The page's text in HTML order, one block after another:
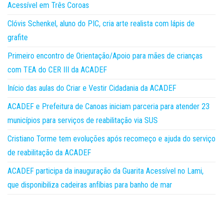
Acessível em Três Coroas
Clóvis Schenkel, aluno do PIC, cria arte realista com lápis de
grafite
Primeiro encontro de Orientação/Apoio para mães de crianças
com TEA do CER III da ACADEF
Início das aulas do Criar e Vestir Cidadania da ACADEF
ACADEF e Prefeitura de Canoas iniciam parceria para atender 23
municípios para serviços de reabilitação via SUS
Cristiano Torme tem evoluções após recomeço e ajuda do serviço
de reabilitação da ACADEF
ACADEF participa da inauguração da Guarita Acessível no Lami,
que disponibiliza cadeiras anfíbias para banho de mar